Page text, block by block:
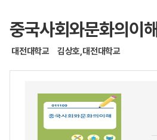
중국사회와문화의이해
대전대학교 김상호,대전대학교